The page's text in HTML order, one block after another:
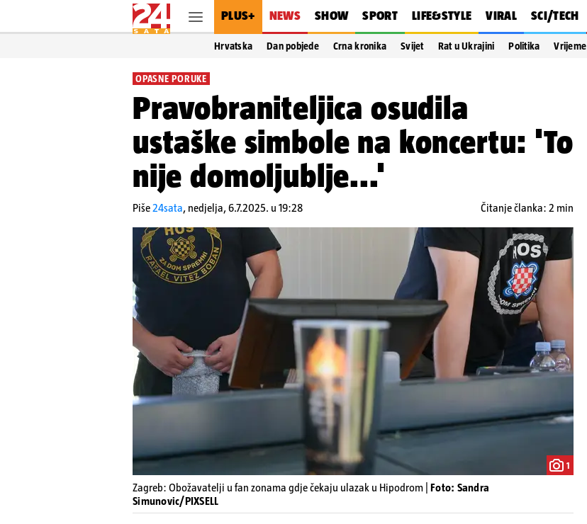
PLUS+ NEWS SHOW SPORT LIFE&STYLE VIRAL SCI/TECH
Hrvatska Dan pobjede Crna kronika Svijet Rat u Ukrajini Politika Vrijeme
OPASNE PORUKE
Pravobraniteljica osudila
ustaške simbole na koncertu: 'To
nije domoljublje...'
Piše24sata, nedjelja, 6.7.2025. u 19:28 Čitanje članka: 2 min
1
Zagreb: Obožavatelji u fan zonama gdje čekaju ulazak u Hipodrom | Foto: Sandra
Simunovic/PIXSELL